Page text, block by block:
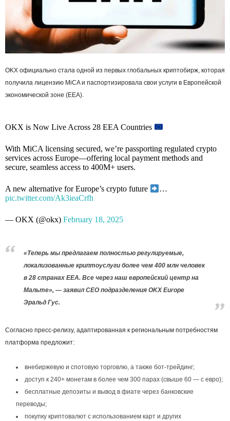
OKX официально стала одной из первых глобальных криптобирж, которая
получила лицензию MiCA и паспортизировала свои услуги в Европейской
экономической зоне (EEA).
OKX is Now Live Across 28 EEA Countries
With MiCA licensing secured, we’re passporting regulated crypto
services across Europe—offering local payment methods and
secure, seamless access to 400M+ users.
A new alternative for Europe’s crypto future
…
pic.twitter.com/Ak3ieaCrfh
— OKX (@okx) February 18, 2025
«Теперь мы предлагаем полностью регулируемые,
локализованные криптоуслуги более чем 400 млн человек
в 28 странах EEA. Все через наш европейский центр на
Мальте», — заявил CEO подразделения OKX Europe
Эральд Гус.
Согласно пресс-релизу, адаптированная к региональным потребностям
платформа предложит:
внебиржевую и спотовую торговлю, а также бот-трейдинг;
доступ к 240+ монетам в более чем 300 парах (свыше 60 — с евро);
бесплатные депозиты и вывод в фиате через банковские
переводы;
покупку криптовалют с использованием карт и других